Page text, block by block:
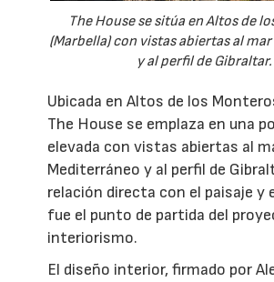
The House se sitúa en Altos de
(Marbella) con vistas abiertas al
y al perfil de Gibraltar.
Ubicada en Altos de los
The House se emplaza en una
elevada con vistas abiertas al
Mediterráneo y al perfil de
relación directa con el paisaje y
fue el punto de partida del
interiorismo.
El diseño interior, firmado por